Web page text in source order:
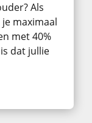
Als
maximaal
met 40%
dat jullie